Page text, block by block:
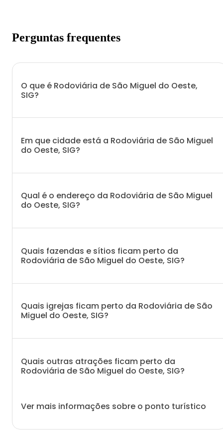
Perguntas frequentes
O que é Rodoviária de São Miguel do Oeste,
SIG?
Em que cidade está a Rodoviária de São Miguel
do Oeste, SIG?
Qual é o endereço da Rodoviária de São Miguel
do Oeste, SIG?
Quais fazendas e sítios ficam perto da
Rodoviária de São Miguel do Oeste, SIG?
Quais igrejas ficam perto da Rodoviária de São
Miguel do Oeste, SIG?
Quais outras atrações ficam perto da
Rodoviária de São Miguel do Oeste, SIG?
Ver mais informações sobre o ponto turístico